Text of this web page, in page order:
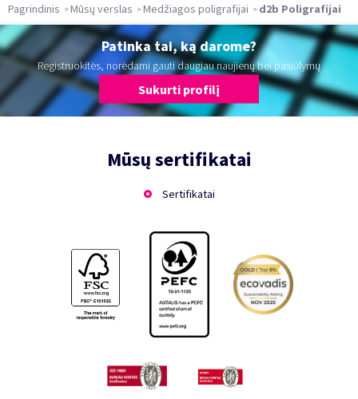
Pagrindinis Mūsų verslas Medžiagos poligrafijai d2b Poligrafijai
Patinka tai, ką darome?
Registruokitės, norėdami gauti daugiau naujienų bei pasiūlymų
Sukurti profilį
Mūsų sertifikatai
Sertifikatai